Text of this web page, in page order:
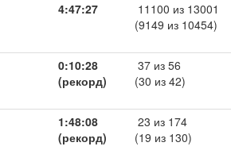
4:47:27
11100 из 13001
(9149 из 10454)
0:10:28
(рекорд)
37 из 56
(30 из 42)
1:48:08
(рекорд)
23 из 174
(19 из 130)